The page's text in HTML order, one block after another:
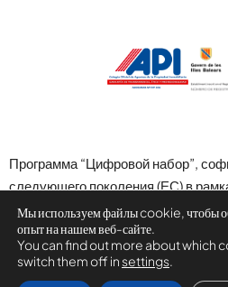
Программа “Цифровой набор”,
следующего поколения (ЕС) в
восстановления и устойчивости.
Мы используем файлы cookie, чтобы
опыт на нашем веб-сайте.
You can find out more about which
switch them off in settings.